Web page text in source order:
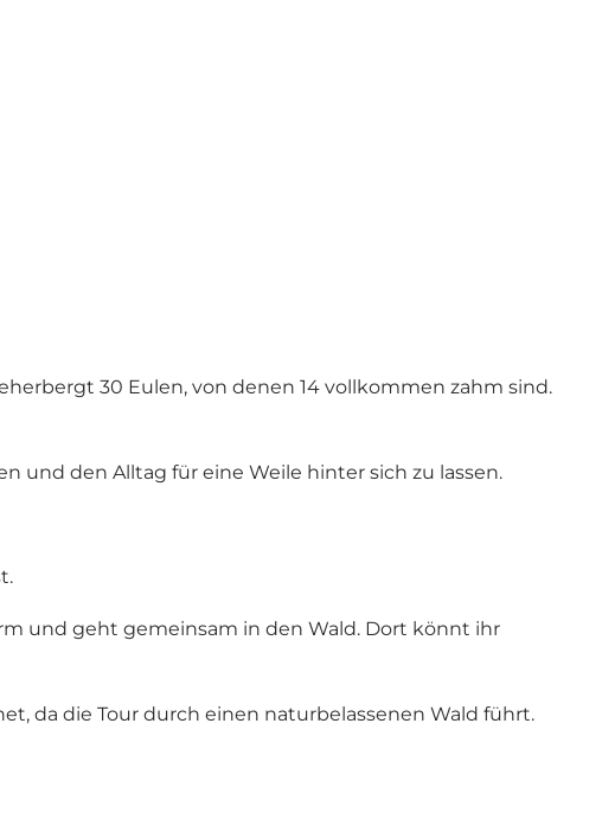
30 Eulen, von denen 14 vollkommen zahm sind.
und den Alltag für eine Weile hinter sich zu lassen.
und geht gemeinsam in den Wald. Dort könnt ihr
da die Tour durch einen naturbelassenen Wald führt.